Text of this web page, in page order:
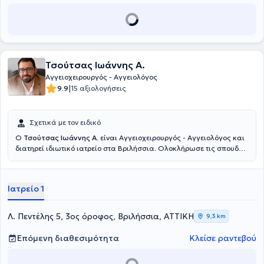
College of Physicians and Surgeons of Glasgow και μέλος της
European Society of Vascular Surgery, της Vascular Society of
Τσούτσας Ιωάννης A.
Αγγειοχειρουργός - Αγγειολόγος
9.9|15 αξιολογήσεις
Σχετικά με τον ειδικό
Ο Τσούτσας Ιωάννης A. είναι Αγγειοχειρουργός - Αγγειολόγος και
διατηρεί ιδιωτικό ιατρείο στα Βριλήσσια. Ολοκλήρωσε τις σπουδές
σπουδές στην Υπερηχογραφική Απεικόνιση Αγγείων καθώς και
Πανεπιστήμιο Αθηνών. Έχει εργαστεί ως Ειδικευόμενος και
Ειδικευμένος Αγγειοχειρουργός στο Γενικό Νοσοκομείο Αττικής
"Σισμανόγλειο" και είναι Επιστημονικά Υπεύθυνος Διευθυντής του
Αγγειοχειρουργικού Τμήματος στον όμιλο "ΙΑΣΩ". Επιπλέον, έχει
πληθώρα εμπειρίας στην Γενική Χειρουργική από την Πολυκλινική
Αθηνών και το Γενικό Νοσοκομείο Αθηνών "Ο Ευαγγελισμός", στην
Ιατρείο 1
Λ. Πεντέλης 5, 3ος όροφος, Βριλήσσια, ΑΤΤΙΚΗ 9,3 km
Επόμενη διαθεσιμότητα Κλείσε ραντεβού